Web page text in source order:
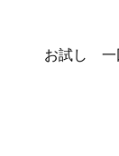
お試し 一
Ⓑお試
＜